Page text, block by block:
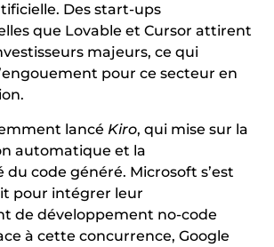
Des start-ups
que Lovable et Cursor attirent
majeurs, ce qui
pour ce secteur en
lancé Kiro, qui mise sur la
automatique et la
code généré. Microsoft s’est
pour intégrer leur
de développement no-code
à cette concurrence, Google